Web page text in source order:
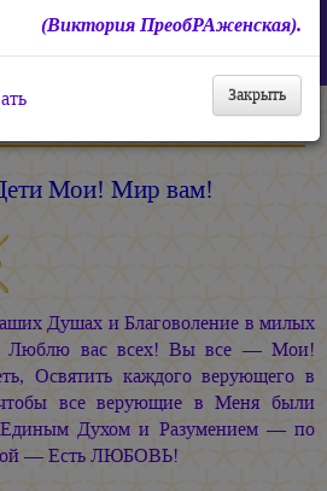
Документы из Жизни Матери Мира
1997 гг.
вам!
Мария ДЭВИ ХРИСТОС
Мои! Мир вам!
Душах и Благоволение в милых
Люблю вас всех! Вы все — Мои!
Освятить каждого верующего в
все верующие в Меня были
Духом и Разумением — по
— Есть ЛЮБОВЬ!
(Виктория ПреобРАженская).
Закрыть